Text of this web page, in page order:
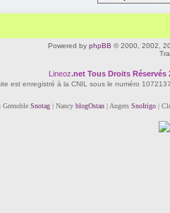
Powered by phpBB © 2000, 2002,
Lineoz.netTous Droits Réservés
est enregistré à la CNIL sous le numéro
Grenoble Snotag| Nancy blogOstan| Angers SnoIrigo|